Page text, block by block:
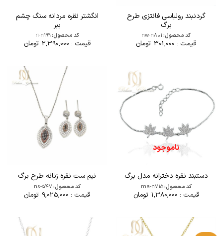
گردنبند رولباسی فانتزی طرح
برگ
کد محصول:nw-n801
قیمت : 301,000 تومان
انگشتر نقره مردانه سنگ چشم
ببر
کد محصول:ri-n199
قیمت : 2,390,000 تومان
ناموجود
دستبند نقره دخترانه مدل برگ
کد محصول:ma-n715
قیمت : 1,380,000 تومان
نیم ست نقره زنانه طرح برگ
کد محصول:ns-547
قیمت : 9,025,000 تومان